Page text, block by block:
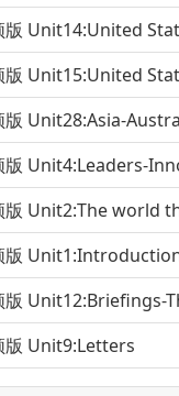
版 Unit28:Asia-
版 Unit4:Leaders-
版 Unit2:The world
版
版 Unit9:Letters